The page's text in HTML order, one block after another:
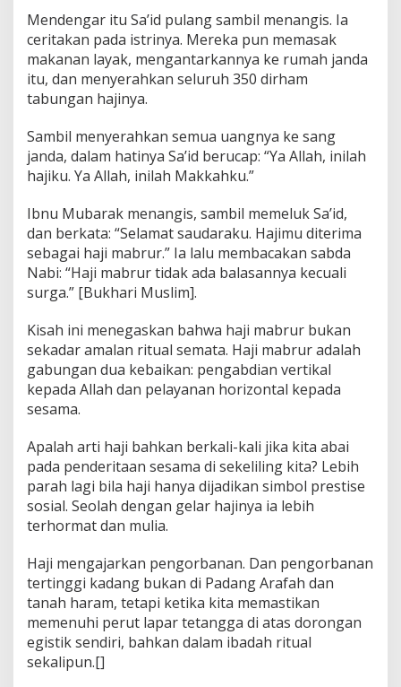
Mendengar itu Sa’id pulang sambil menangis. Ia
ceritakan pada istrinya. Mereka pun memasak
makanan layak, mengantarkannya ke rumah janda
itu, dan menyerahkan seluruh 350 dirham
tabungan hajinya.
Sambil menyerahkan semua uangnya ke sang
janda, dalam hatinya Sa’id berucap: “Ya Allah, inilah
hajiku. Ya Allah, inilah Makkahku.”
Ibnu Mubarak menangis, sambil memeluk Sa’id,
dan berkata: “Selamat saudaraku. Hajimu diterima
sebagai haji mabrur.” Ia lalu membacakan sabda
Nabi: “Haji mabrur tidak ada balasannya kecuali
surga.” [Bukhari Muslim].
Kisah ini menegaskan bahwa haji mabrur bukan
sekadar amalan ritual semata. Haji mabrur adalah
gabungan dua kebaikan: pengabdian vertikal
kepada Allah dan pelayanan horizontal kepada
sesama.
Apalah arti haji bahkan berkali-kali jika kita abai
pada penderitaan sesama di sekeliling kita? Lebih
parah lagi bila haji hanya dijadikan simbol prestise
sosial. Seolah dengan gelar hajinya ia lebih
terhormat dan mulia.
Haji mengajarkan pengorbanan. Dan pengorbanan
tertinggi kadang bukan di Padang Arafah dan
tanah haram, tetapi ketika kita memastikan
memenuhi perut lapar tetangga di atas dorongan
egistik sendiri, bahkan dalam ibadah ritual
sekalipun.[]